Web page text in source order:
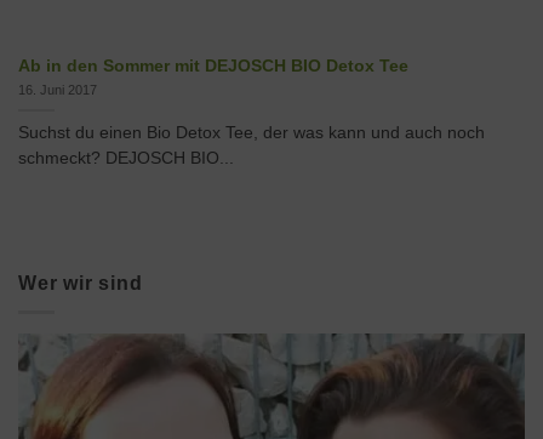
Ab in den Sommer mit DEJOSCH BIO Detox Tee
16. Juni 2017
Suchst du einen Bio Detox Tee, der was kann und auch noch
schmeckt? DEJOSCH BIO...
Wer wir sind